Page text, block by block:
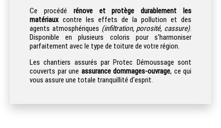
Ce procédé rénove et protège durablement les
matériaux contre les effets de la pollution et des
agents atmosphériques (infiltration, porosité, cassure).
Disponible en plusieurs coloris pour s'harmoniser
parfaitement avec le type de toiture de votre région.
Les chantiers assurés par Protec Démoussage sont
couverts par une assurance dommages-ouvrage, ce qui
vous assure une totale tranquillité d'esprit.